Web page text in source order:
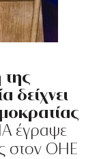
δείχνει
έγραψε
στον ΟΗΕ